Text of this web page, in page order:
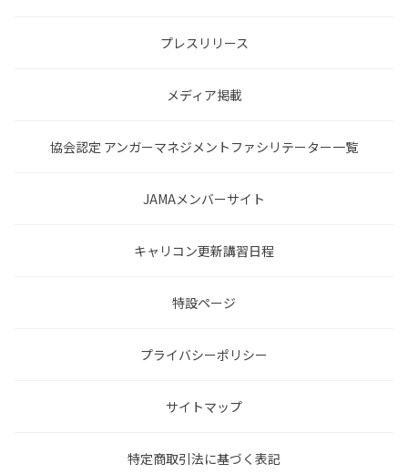
プレスリリース
メディア掲載
協会認定 アンガーマネジメントファシリテーター一覧
JAMAメンバーサイト
キャリコン更新講習日程
特設ページ
プライバシーポリシー
サイトマップ
特定商取引法に基づく表記